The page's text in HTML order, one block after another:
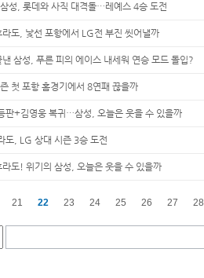
삼성, 롯데와 사직 대격돌…레예스 4승 도전
도, 낯선 포항에서 LG전 부진 씻어낼까
삼성, 푸른 피의 에이스 내세워 연승 모드 돌입?
첫 포항 홈경기에서 8연패 끊을까
판+김영웅 복귀…삼성, 오늘은 웃을 수 있을까
도, LG 상대 시즌 3승 도전
도! 위기의 삼성, 오늘은 웃을 수 있을까
21 22 23 24 25 26 27 28